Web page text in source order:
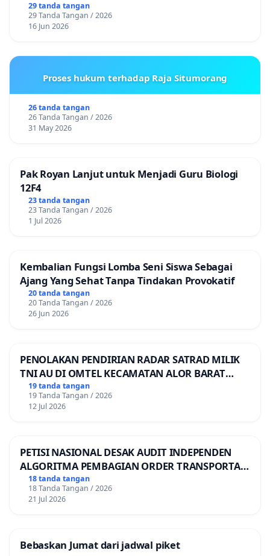
29 tanda tangan
29 Tanda Tangan / 2026
16 Jun 2026
Proses hukum terhadap Raja Situmorang
26 tanda tangan
26 Tanda Tangan / 2026
31 May 2026
Pak Royan Lanjut untuk Menjadi Guru Biologi
12F4
23 tanda tangan
23 Tanda Tangan / 2026
1 Jul 2026
Kembalian Fungsi Lomba Seni Siswa Sebagai
Ajang Yang Sehat Tanpa Tindakan Provokatif
20 tanda tangan
20 Tanda Tangan / 2026
26 Jun 2026
PENOLAKAN PENDIRIAN RADAR SATRAD MILIK
TNI AU DI OMTEL KECAMATAN ALOR BARAT
LAUT, KABUPATEN ALOR
19 tanda tangan
19 Tanda Tangan / 2026
12 Jul 2026
PETISI NASIONAL DESAK AUDIT INDEPENDEN
ALGORITMA PEMBAGIAN ORDER TRANSPORTASI
ONLINE
18 tanda tangan
18 Tanda Tangan / 2026
21 Jul 2026
Bebaskan Jumat dari jadwal piket